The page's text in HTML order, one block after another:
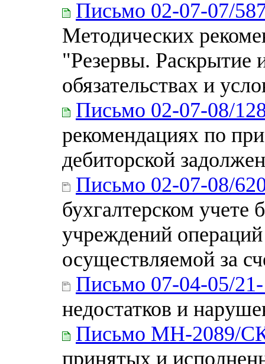
Письмо 02-07-07/
Методических
"Резервы. Раскрытие
обязательствах и
Письмо 02-07-08/
рекомендациях по
дебиторской
Письмо 02-07-08/
бухгалтерском
учреждений
осуществляемой за
Письмо 07-04-05/
недостатков и
Письмо МН-2089/
принятых и